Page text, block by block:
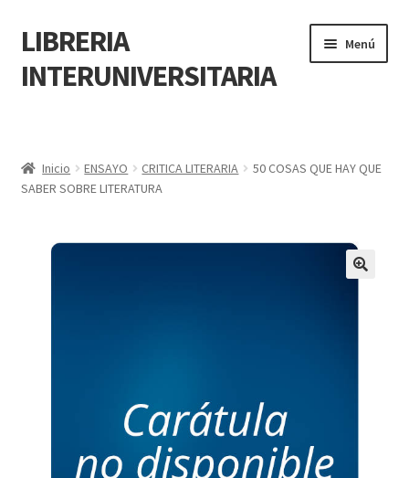
LIBRERIA
INTERUNIVERSITARIA
Menú
Carrito
POLÍTICA DE MANEJO DE INFORMACIÓN Y DATOS
PERSONALES DE CORPORACIÓN INTERUNIVERSITARIA DE
SERVICIO
Inicio ENSAYO CRITICA LITERARIA
50 COSAS QUE HAY QUE
SABER SOBRE LITERATURA